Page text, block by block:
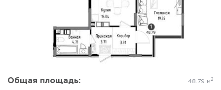
Общая площадь: 48.79 м 2
Да, удалить Отмена